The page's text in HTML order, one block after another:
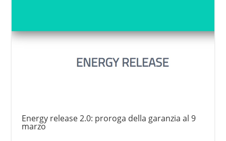
Energy release 2.0: proroga della garanzia al 9
marzo